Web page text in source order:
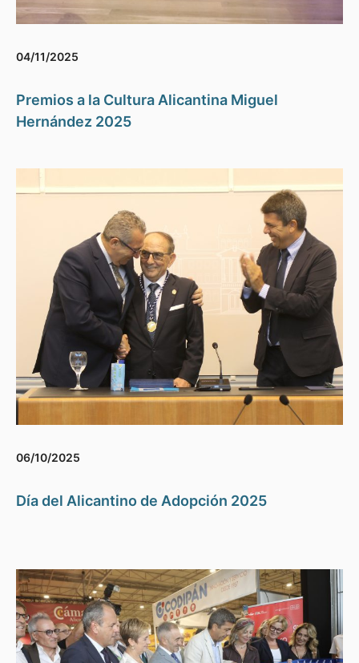
04/11/2025
Premios a la Cultura Alicantina Miguel
Hernández 2025
06/10/2025
Día del Alicantino de Adopción 2025